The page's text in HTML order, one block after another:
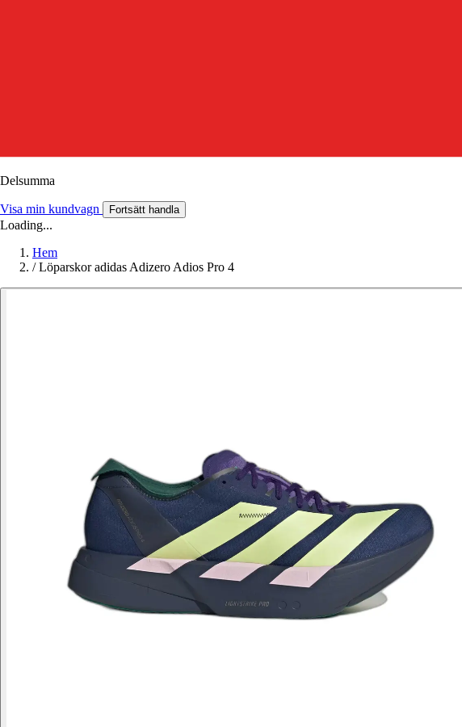
Delsumma
Visa min kundvagn Fortsätt handla
Loading...
Hem
/ Löparskor adidas Adizero Adios Pro 4